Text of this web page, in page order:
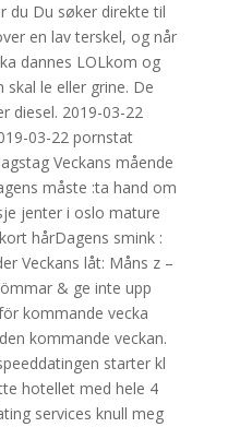
du Du søker direkte til
en lav terskel, og når
dannes LOLkom og
skal le eller grine. De
diesel. 2019-03-22
03-22 pornstat
Veckans mående
måste :ta hand om
jenter i oslo mature
hårDagens smink :
Veckans låt: Måns z –
& ge inte upp
kommande vecka
kommande veckan.
starter kl
hotellet med hele 4
services knull meg